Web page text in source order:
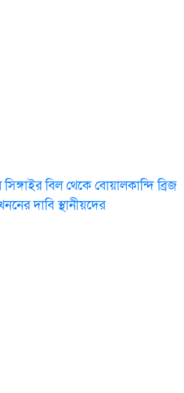
বিল থেকে বোয়ালকান্দি ব্রিজ
দাবি স্থানীয়দের